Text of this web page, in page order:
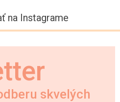
na Instagrame
skvelých